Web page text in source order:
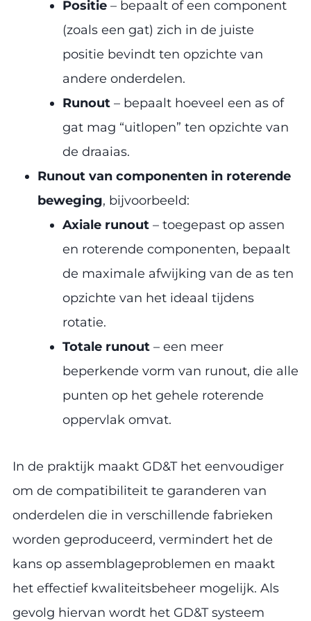
Positie – bepaalt of een component
(zoals een gat) zich in de juiste
positie bevindt ten opzichte van
andere onderdelen.
Runout – bepaalt hoeveel een as of
gat mag “uitlopen” ten opzichte van
de draaias.
Runout van componenten in roterende
beweging, bijvoorbeeld:
Axiale runout – toegepast op assen
en roterende componenten, bepaalt
de maximale afwijking van de as ten
opzichte van het ideaal tijdens
rotatie.
Totale runout – een meer
beperkende vorm van runout, die alle
punten op het gehele roterende
oppervlak omvat.
In de praktijk maakt GD&T het eenvoudiger
om de compatibiliteit te garanderen van
onderdelen die in verschillende fabrieken
worden geproduceerd, vermindert het de
kans op assemblageproblemen en maakt
het effectief kwaliteitsbeheer mogelijk. Als
gevolg hiervan wordt het GD&T systeem